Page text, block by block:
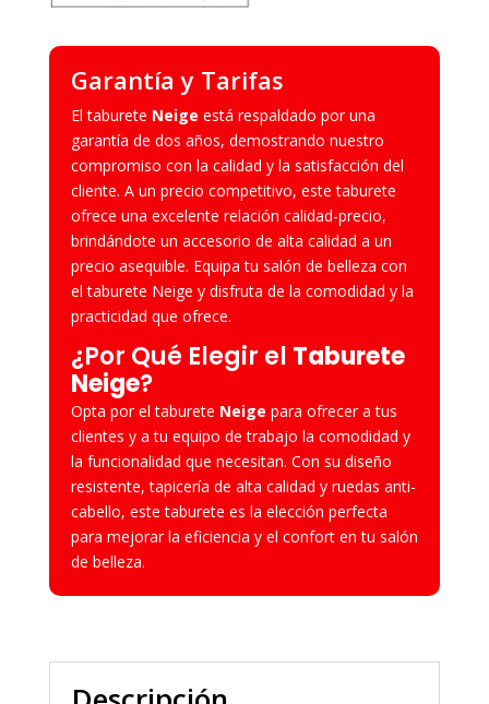
Taburete
Garantía y Tarifas
El taburete Neige está respaldado por una
garantía de dos años, demostrando nuestro
compromiso con la calidad y la satisfacción del
cliente. A un precio competitivo, este taburete
ofrece una excelente relación calidad-precio,
brindándote un accesorio de alta calidad a un
precio asequible. Equipa tu salón de belleza con
el taburete Neige y disfruta de la comodidad y la
practicidad que ofrece.
¿Por Qué Elegir el Taburete
Neige?
Opta por el taburete Neige para ofrecer a tus
clientes y a tu equipo de trabajo la comodidad y
la funcionalidad que necesitan. Con su diseño
resistente, tapicería de alta calidad y ruedas anti-
cabello, este taburete es la elección perfecta
para mejorar la eficiencia y el confort en tu salón
de belleza.